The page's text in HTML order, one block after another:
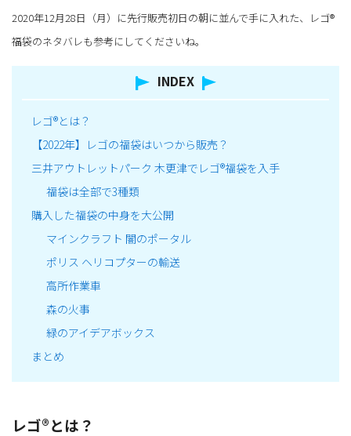
2020年12月28日（月）に先行販売初日の朝に並んで手に入れた、レゴ®
福袋のネタバレも参考にしてくださいね。
INDEX
レゴ®とは？
【2022年】レゴの福袋はいつから販売？
三井アウトレットパーク 木更津でレゴ®福袋を入手
福袋は全部で3種類
購入した福袋の中身を大公開
マインクラフト 闇のポータル
ポリス ヘリコプターの輸送
高所作業車
森の火事
緑のアイデアボックス
まとめ
レゴ®とは？